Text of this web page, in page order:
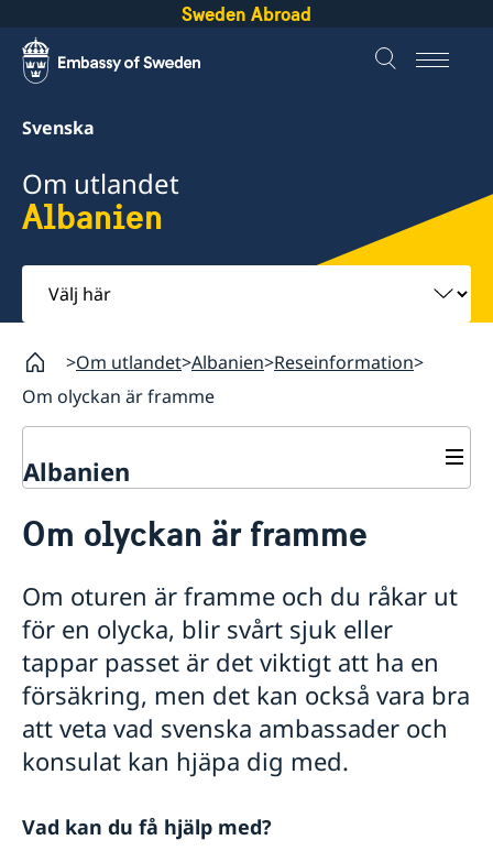
Sweden Abroad
Svenska
Om utlandet
Albanien
Välj
här
Om utlandet Albanien Reseinformation
Om olyckan är framme
Albanien
Hjälp till svenskar i Albanien
Apostille och Legaliseringar
Gifta sig i Albanien
Pass i Albanien
Förnyelse av pass för vuxna
Provisoriskt pass
Förlust av pass
Förnyelse av pass för barn under 18 år
Ansökan om pass för barn under 18 år
Nationellt id-kort
Akut hjälp
Larmcentraler
Juridisk hjälp i Albanien
Om du blir sjuk eller råkar ut för en olycka
Avgifter
Ambassadens reseinformation
Aktuella händelser
Allmänna säkerhetsläget
Terrorism
Naturförhållanden och katastrofer
In- och utresebestämmelser
Hälso- och sjukvård
Trafiksäkerhet
Försäkringsskydd
Om olyckan är framme
Inför resan
Resa med läkemedel
Resa med husdjur
Pass och ID-kort
Se till att vara försäkrad
Utvecklingssamarbete
Samarbetspartners
Dataskyddspolicy för utlandsmyndigheten
Om olyckan är framme
Om oturen är framme och du råkar ut
för en olycka, blir svårt sjuk eller
tappar passet är det viktigt att ha en
försäkring, men det kan också vara bra
att veta vad svenska ambassader och
konsulat kan hjäpa dig med.
Vad kan du få hjälp med?